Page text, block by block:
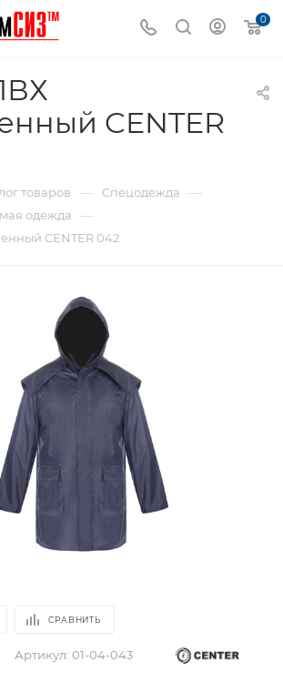
0
CENTER
товаров — Спецодежда —
одежда —
CENTER 042
СРАВНИТЬ
Артикул: 01-04-043